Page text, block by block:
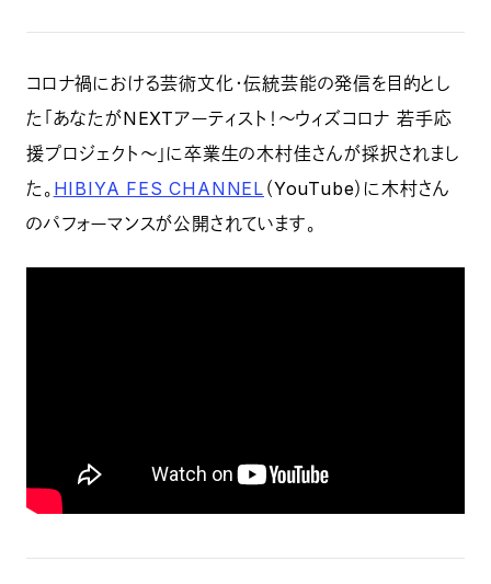
コロナ禍における芸術文化・伝統芸能の発信を目的とし
た「あなたがNEXTアーティスト！〜ウィズコロナ 若手応
援プロジェクト〜」に卒業生の木村佳さんが採択されまし
た。 HIBIYA FES CHANNEL （YouTube）に木村さん
のパフォーマンスが公開されています。